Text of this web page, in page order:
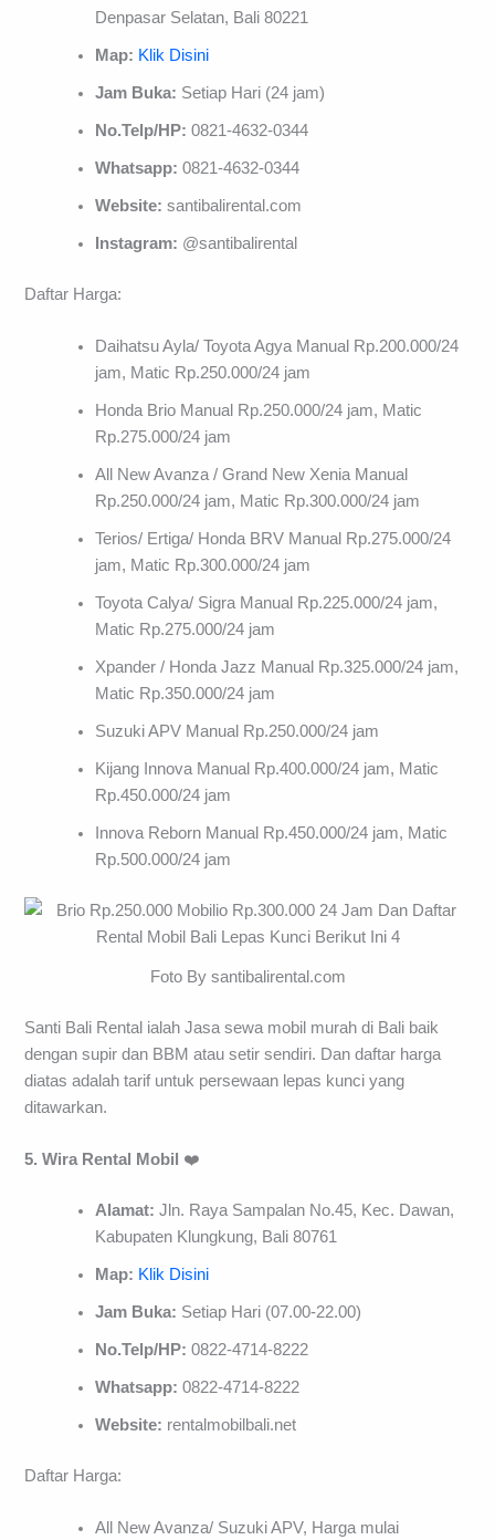
Denpasar Selatan, Bali 80221
Map: Klik Disini
Jam Buka: Setiap Hari (24 jam)
No.Telp/HP: 0821-4632-0344
Whatsapp:0821-4632-0344
Website:santibalirental.com
Instagram: @santibalirental
Daftar Harga:
Daihatsu Ayla/ Toyota Agya Manual Rp.200.000/24
jam, Matic Rp.250.000/24 jam
Honda Brio Manual Rp.250.000/24 jam, Matic
Rp.275.000/24 jam
All New Avanza / Grand New Xenia Manual
Rp.250.000/24 jam, Matic Rp.300.000/24 jam
Terios/ Ertiga/ Honda BRV Manual Rp.275.000/24
jam, Matic Rp.300.000/24 jam
Toyota Calya/ Sigra Manual Rp.225.000/24 jam,
Matic Rp.275.000/24 jam
Xpander / Honda Jazz Manual Rp.325.000/24 jam,
Matic Rp.350.000/24 jam
Suzuki APV Manual Rp.250.000/24 jam
Kijang Innova Manual Rp.400.000/24 jam, Matic
Rp.450.000/24 jam
Innova Reborn Manual Rp.450.000/24 jam, Matic
Rp.500.000/24 jam
Foto By santibalirental.com
Santi Bali Rental ialah Jasa sewa mobil murah di Bali baik
dengan supir dan BBM atau setir sendiri. Dan daftar harga
diatas adalah tarif untuk persewaan lepas kunci yang
ditawarkan.
5. Wira Rental Mobil ❤️
Alamat:Jln. Raya Sampalan No.45, Kec. Dawan,
Kabupaten Klungkung, Bali 80761
Map: Klik Disini
Jam Buka: Setiap Hari (07.00-22.00)
No.Telp/HP: 0822-4714-8222
Whatsapp:0822-4714-8222
Website: rentalmobilbali.net
Daftar Harga:
All New Avanza/ Suzuki APV, Harga mulai